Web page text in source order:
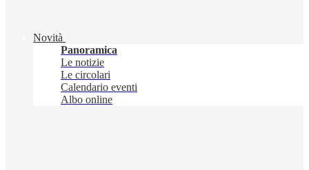
Novità
Panoramica
Le notizie
Le circolari
Calendario eventi
Albo online